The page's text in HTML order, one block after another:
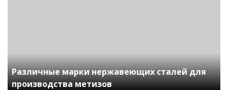
Различные марки нержавеющих сталей для
производства метизов